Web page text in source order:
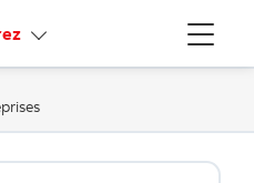
Menu
Liens connexes